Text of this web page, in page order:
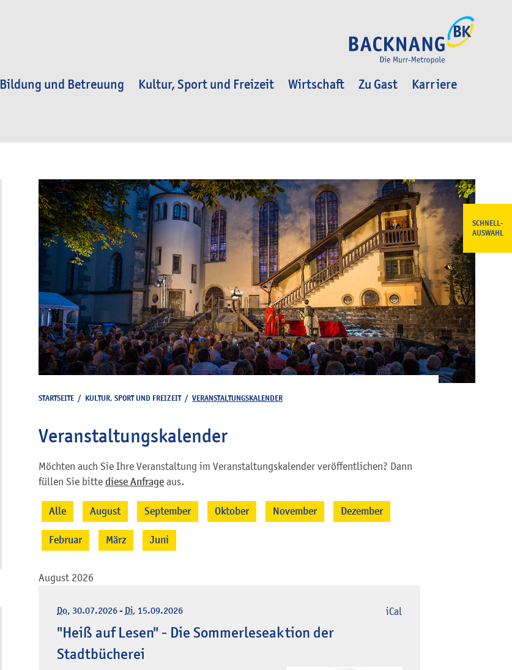
Bildung und Betreuung Kultur, Sport und Freizeit Wirtschaft Zu Gast
Karriere
SCHNELL-
AUSWAHL
STARTSEITE / KULTUR, SPORT UND FREIZEIT/ VERANSTALTUNGSKALENDER
Veranstaltungskalender
Möchten auch Sie Ihre Veranstaltung im Veranstaltungskalender veröffentlichen? Dann
füllen Sie bitte diese Anfrage aus.
Alle August September Oktober November Dezember
Februar März Juni
August 2026
Do, 30.07.2026- Di, 15.09.2026
"Heiß auf Lesen" - Die Sommerleseaktion der
Stadtbücherei
iCal